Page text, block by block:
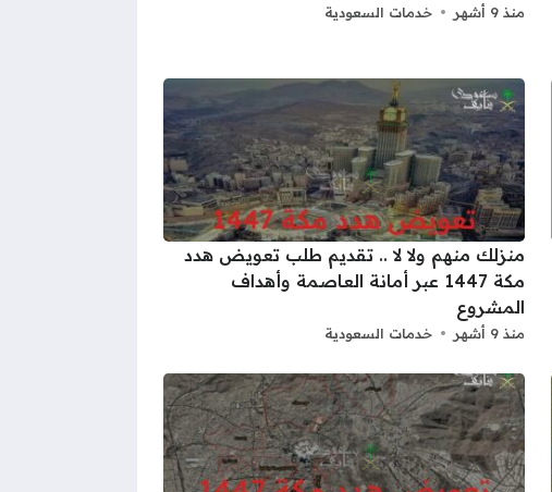
منذ 9 أشهر خدمات السعودية
منزلك منهم ولا لا .. تقديم طلب تعويض هدد
مكة 1447 عبر أمانة العاصمة وأهداف
المشروع
منذ 9 أشهر خدمات السعودية